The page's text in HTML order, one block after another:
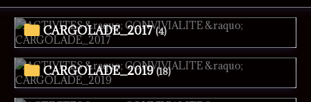
CARGOLADE_2017 (4)
CARGOLADE_2019 (18)